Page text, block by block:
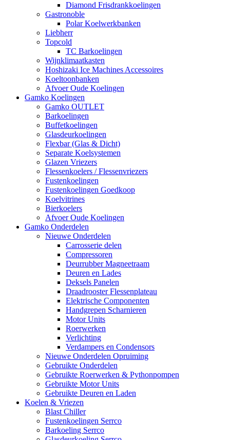
Diamond Frisdrankkoelingen
Gastronoble
Polar Koelwerkbanken
Liebherr
Topcold
TC Barkoelingen
Wijnklimaatkasten
Hoshizaki Ice Machines Accessoires
Koeltoonbanken
Afvoer Oude Koelingen
Gamko Koelingen
Gamko OUTLET
Barkoelingen
Buffetkoelingen
Glasdeurkoelingen
Flexbar (Glas & Dicht)
Separate Koelsystemen
Glazen Vriezers
Flessenkoelers / Flessenvriezers
Fustenkoelingen
Fustenkoelingen Goedkoop
Koelvitrines
Bierkoelers
Afvoer Oude Koelingen
Gamko Onderdelen
Nieuwe Onderdelen
Carrosserie delen
Compressoren
Deurrubber Magneetraam
Deuren en Lades
Deksels Panelen
Draadrooster Flessenplateau
Elektrische Componenten
Handgrepen Scharnieren
Motor Units
Roerwerken
Verlichting
Verdampers en Condensors
Nieuwe Onderdelen Opruiming
Gebruikte Onderdelen
Gebruikte Roerwerken & Pythonpompen
Gebruikte Motor Units
Gebruikte Deuren en Laden
Koelen & Vriezen
Blast Chiller
Fustenkoelingen Serrco
Barkoeling Serrco